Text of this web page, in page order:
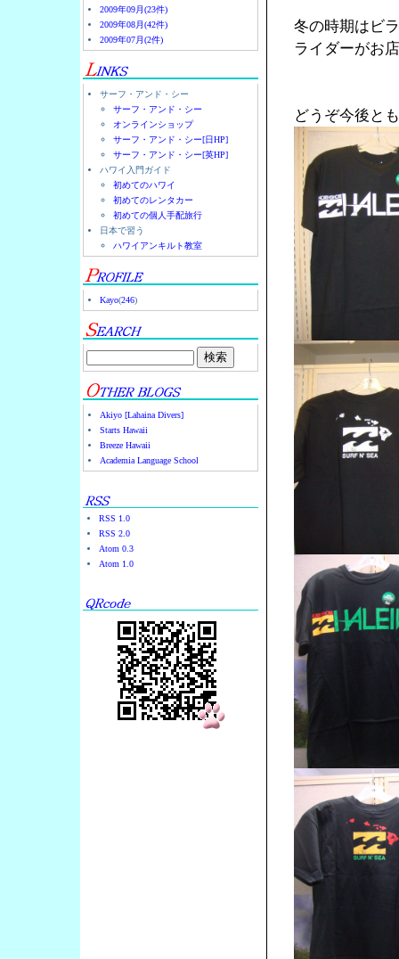
2009年09月(23件)
2009年08月(42件)
2009年07月(2件)
サーフ・アンド・シー
サーフ・アンド・シー
オンラインショップ
サーフ・アンド・シー[日HP]
サーフ・アンド・シー[英HP]
ハワイ入門ガイド
初めてのハワイ
初めてのレンタカー
初めての個人手配旅行
日本で習う
ハワイアンキルト教室
Kayo(246)
Akiyo [Lahaina Divers]
Starts Hawaii
Breeze Hawaii
Academia Language School
RSS 1.0
RSS 2.0
Atom 0.3
Atom 1.0
冬の時期はビ
ライダーがお
どうぞ今後と